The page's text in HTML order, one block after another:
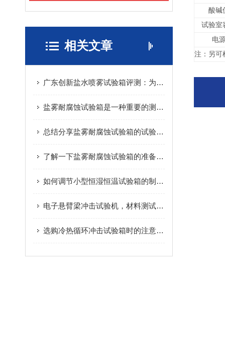
相关文章
广东创新盐水喷雾试验箱评测：为大容量耐腐蚀测试提供稳定平台
盐雾耐腐蚀试验箱是一种重要的测试设备
总结分享盐雾耐腐蚀试验箱的试验结果的表述方式
了解一下盐雾耐腐蚀试验箱的准备工作及试验方法吧
如何调节小型恒湿恒温试验箱的制冷量呢
电子悬臂梁冲击试验机，材料测试的工具
选购冷热循环冲击试验箱时的注意事项
酸碱
试验室
电
注：另可